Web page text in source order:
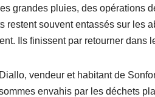
grandes pluies, des opérations
restent souvent entassés sur les
Ils finissent par retourner dans
vendeur et habitant de
envahis par les déchets